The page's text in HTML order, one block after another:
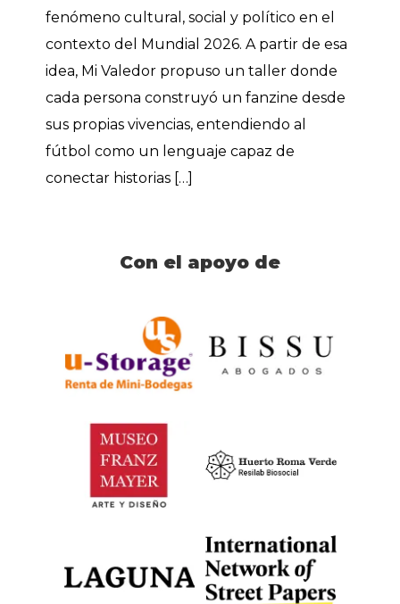
fenómeno cultural, social y político en el
contexto del Mundial 2026. A partir de esa
idea, Mi Valedor propuso un taller donde
cada persona construyó un fanzine desde
sus propias vivencias, entendiendo al
fútbol como un lenguaje capaz de
conectar historias […]
Con el apoyo de